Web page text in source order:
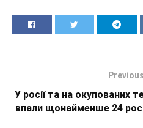
У росії та на окупованих
впали щонайменше 24